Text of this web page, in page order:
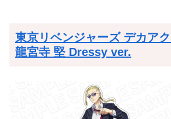
東京リベンジャーズ デカア
龍宮寺 堅 Dressy ver.